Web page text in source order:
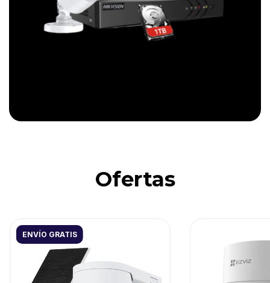
Ofertas
ENVÍO GRATIS